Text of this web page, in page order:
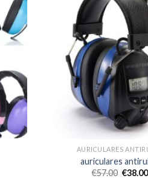
AURICULARES
auriculares
€57.00 €38.00